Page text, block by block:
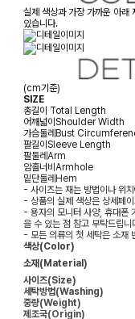
실제 색상과 가장 가까운 아래
있습니다.
(cm기준)
SIZE
총길이 Total Length
어깨넓이 Shoulder Width
가슴둘레 Bust
팔길이 Sleeve Length
팔둘레 Arm
암홀너비 Armhole
밑단둘레 Hem
- 사이즈는 재는 방법이나 위
- 상품의 실제 색상은 상세페
- 용자의 모니터 사양, 휴대폰
을 수 있는 점 참고 부탁드립니
- 모든 의류의 첫 세탁은 소재
색상(Color)
소재(Material)
사이즈(Size)
세탁방법(Washing)
중량(Weight)
제조국(Origin)